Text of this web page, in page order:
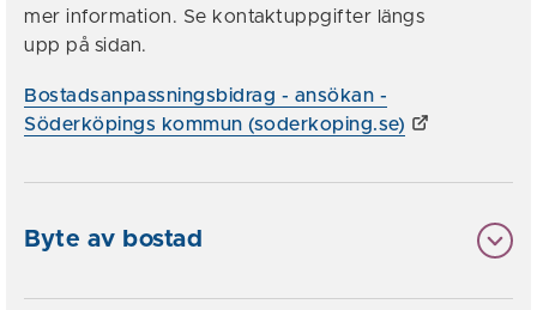
mer information. Se kontaktuppgifter längs
upp på sidan.
Bostadsanpassningsbidrag - ansökan -
Söderköpings kommun (soderkoping.se)
Byte av bostad